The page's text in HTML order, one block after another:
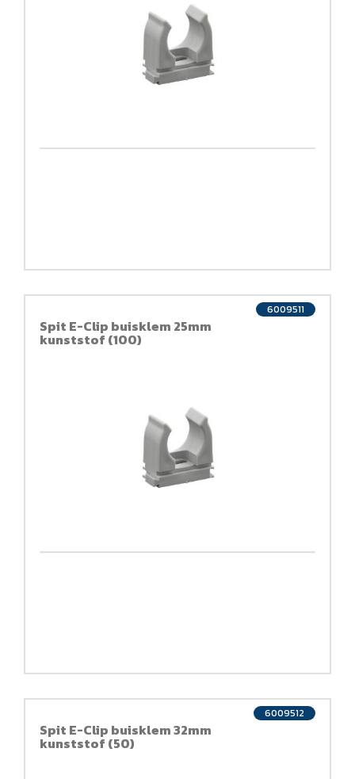
Spit E-Clip buisklem 25mm
kunststof (100)
6009511
Spit E-Clip buisklem 32mm
kunststof (50)
6009512